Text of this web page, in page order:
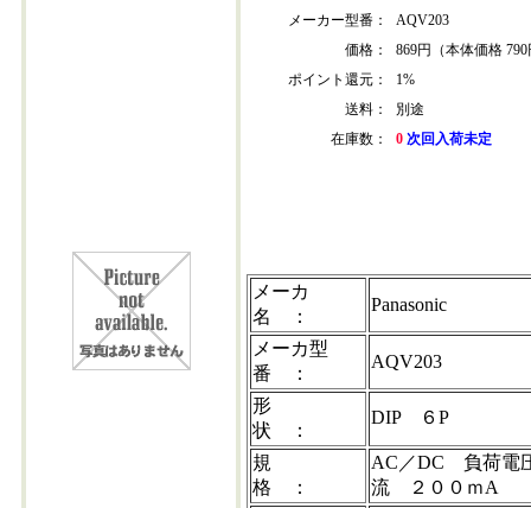
メーカー型番：
AQV203
価格：
869円（本体価格
ポイント還元：
1%
送料：
別途
在庫数：
0 次回入荷未定
メーカ
名 ：
Panasonic
メーカ型
番 ：
AQV203
形
状 ：
DIP ６P
規
格 ：
AC／DC 負荷
流 ２００ｍA